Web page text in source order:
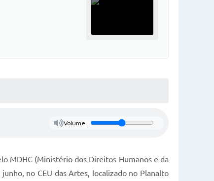
Volume
MDHC (Ministério dos Direitos Humanos e da
no CEU das Artes, localizado no Planalto